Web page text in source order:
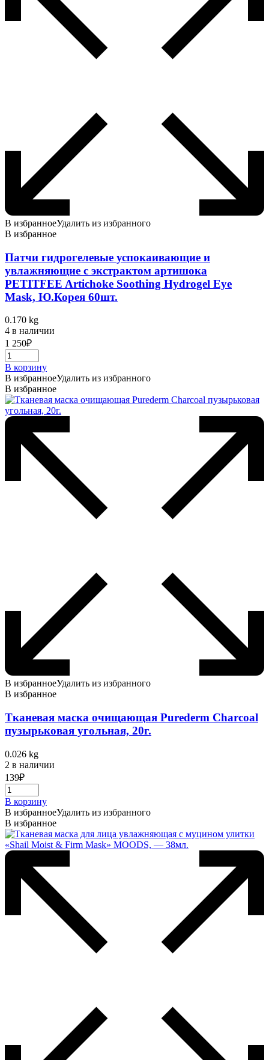
В избранноеУдалить из избранного
В избранное
Патчи гидрогелевые успокаивающие и
увлажняющие с экстрактом артишока
PETITFEE Artichoke Soothing Hydrogel Eye
Mask, Ю.Корея 60шт.
0.170 kg
4 в наличии
1 250₽
В корзину
В избранноеУдалить из избранного
В избранное
В избранноеУдалить из избранного
В избранное
Тканевая маска очищающая Purederm Charcoal
пузырьковая угольная, 20г.
0.026 kg
2 в наличии
139₽
В корзину
В избранноеУдалить из избранного
В избранное